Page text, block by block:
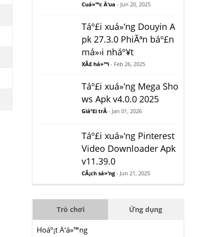
Cuá»™c Ä‘ua - Jun 20, 2025
Táº£i xuá»‘ng Douyin A
pk 27.3.0 PhiÃªn báº£n
má»›i nháº¥t
XÃ£ há»™i - Feb 26, 2025
Táº£i xuá»‘ng Mega Sho
ws Apk v4.0.0 2025
Giáº£i trÃ­ - Jan 01, 2026
Táº£i xuá»‘ng Pinterest
Video Downloader Apk
v11.39.0
CÃ¡ch sá»‘ng - Jun 21, 2025
Trò chơi Ứng dụng
Hoáº¡t Ä‘á»™ng